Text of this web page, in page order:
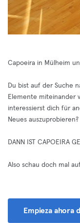
Capoeira in Mülheim
Du bist auf der Suche
Elemente miteinander
interessierst dich für
Neues auszuprobieren?
DANN IST CAPOEIRA
Also schau doch mal
Empieza ahora